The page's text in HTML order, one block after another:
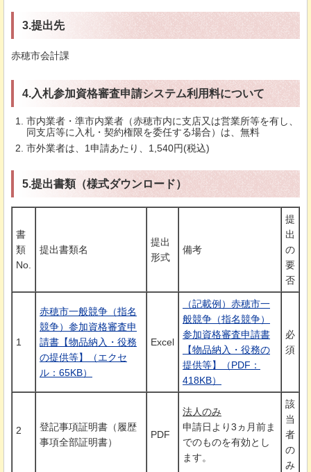
3.提出先
赤穂市会計課
4.入札参加資格審査申請システム利用料について
市内業者・準市内業者（赤穂市内に支店又は営業所等を有し、
同支店等に入札・契約権限を委任する場合）は、無料
市外業者は、1申請あたり、1,540円(税込)
5.提出書類（様式ダウンロード）
書
類
No.
提出書類名
提出
形式
備考
提
出
の
要
否
1
赤穂市一般競争（指名
競争）参加資格審査申
請書【物品納入・役務
の提供等】（エクセ
ル：65KB）
Excel
（記載例）赤穂市一
般競争（指名競争）
参加資格審査申請書
【物品納入・役務の
提供等】（PDF：
418KB）
必
須
2
登記事項証明書（履歴
事項全部証明書）
PDF
法人のみ
申請日より3ヵ月前ま
でのものを有効とし
ます。
該
当
者
の
み